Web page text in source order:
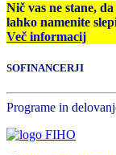
Nič vas ne stane,
lahko namenite
Več informacij
SOFINANCERJI
Programe in